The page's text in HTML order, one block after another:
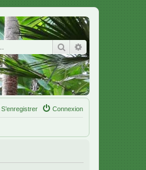
Rechercher
Connexion
S’enregistrer